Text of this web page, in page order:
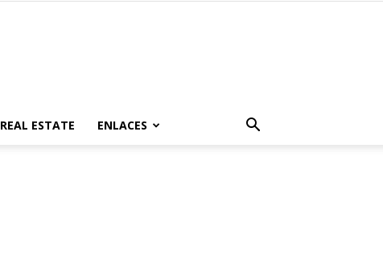
REAL ESTATE ENLACES